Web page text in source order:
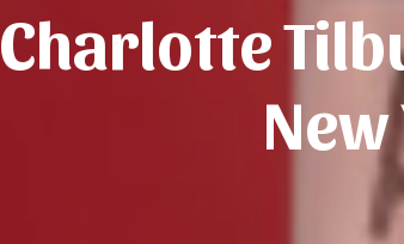
Charlotte